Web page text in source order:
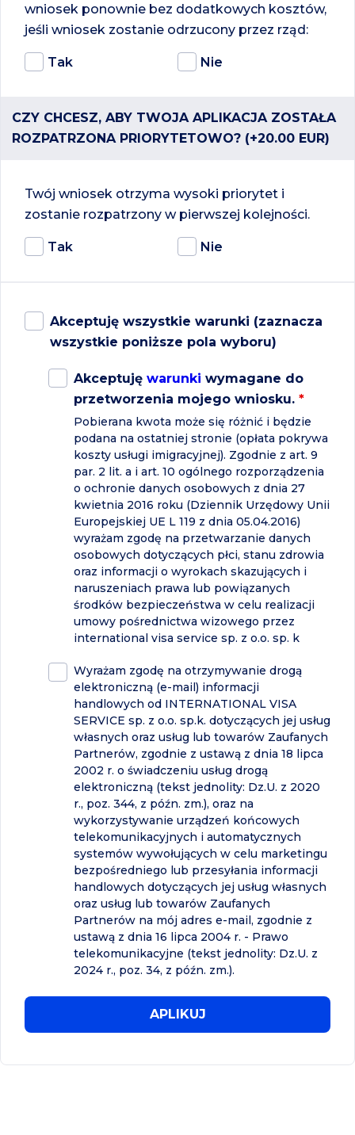
wniosek ponownie bez dodatkowych kosztów,
jeśli wniosek zostanie odrzucony przez rząd:
Tak Nie
CZY CHCESZ, ABY TWOJA APLIKACJA ZOSTAŁA
ROZPATRZONA PRIORYTETOWO? (+20.00 EUR)
Twój wniosek otrzyma wysoki priorytet i
zostanie rozpatrzony w pierwszej kolejności.
Tak Nie
Akceptuję wszystkie warunki (zaznacza
wszystkie poniższe pola wyboru)
Akceptuję warunki wymagane do
przetworzenia mojego wniosku. *
Pobierana kwota może się różnić i będzie
podana na ostatniej stronie (opłata pokrywa
koszty usługi imigracyjnej). Zgodnie z art. 9
par. 2 lit. a i art. 10 ogólnego rozporządzenia
o ochronie danych osobowych z dnia 27
kwietnia 2016 roku (Dziennik Urzędowy Unii
Europejskiej UE L 119 z dnia 05.04.2016)
wyrażam zgodę na przetwarzanie danych
osobowych dotyczących płci, stanu zdrowia
oraz informacji o wyrokach skazujących i
naruszeniach prawa lub powiązanych
środków bezpieczeństwa w celu realizacji
umowy pośrednictwa wizowego przez
international visa service sp. z o.o. sp. k
Wyrażam zgodę na otrzymywanie drogą
elektroniczną (e-mail) informacji
handlowych od INTERNATIONAL VISA
SERVICE sp. z o.o. sp.k. dotyczących jej usług
własnych oraz usług lub towarów Zaufanych
Partnerów, zgodnie z ustawą z dnia 18 lipca
2002 r. o świadczeniu usług drogą
elektroniczną (tekst jednolity: Dz.U. z 2020
r., poz. 344, z późn. zm.), oraz na
wykorzystywanie urządzeń końcowych
telekomunikacyjnych i automatycznych
systemów wywołujących w celu marketingu
bezpośredniego lub przesyłania informacji
handlowych dotyczących jej usług własnych
oraz usług lub towarów Zaufanych
Partnerów na mój adres e-mail, zgodnie z
ustawą z dnia 16 lipca 2004 r. - Prawo
telekomunikacyjne (tekst jednolity: Dz.U. z
2024 r., poz. 34, z późn. zm.).
APLIKUJ